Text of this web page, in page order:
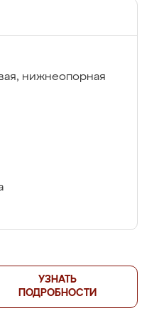
нижнеопорная
УЗНАТЬ
ПОДРОБНОСТИ